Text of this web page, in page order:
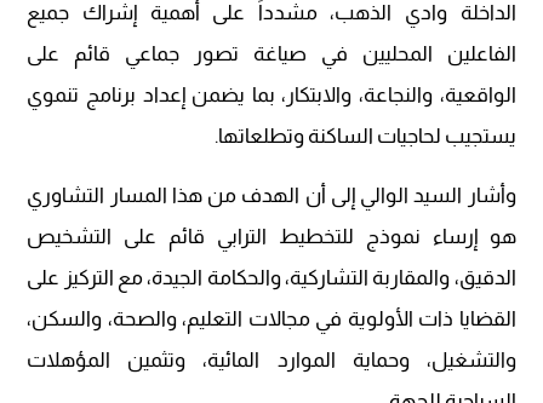
الداخلة وادي الذهب، مشدداً على أهمية إشراك جميع
الفاعلين المحليين في صياغة تصور جماعي قائم على
الواقعية، والنجاعة، والابتكار، بما يضمن إعداد برنامج تنموي
يستجيب لحاجيات الساكنة وتطلعاتها.
وأشار السيد الوالي إلى أن الهدف من هذا المسار التشاوري
هو إرساء نموذج للتخطيط الترابي قائم على التشخيص
الدقيق، والمقاربة التشاركية، والحكامة الجيدة، مع التركيز على
القضايا ذات الأولوية في مجالات التعليم، والصحة، والسكن،
والتشغيل، وحماية الموارد المائية، وتثمين المؤهلات